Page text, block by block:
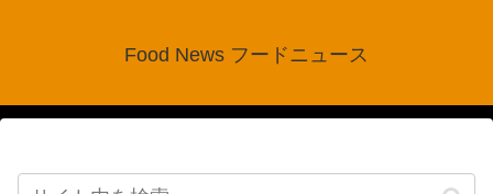
Food News フードニュース